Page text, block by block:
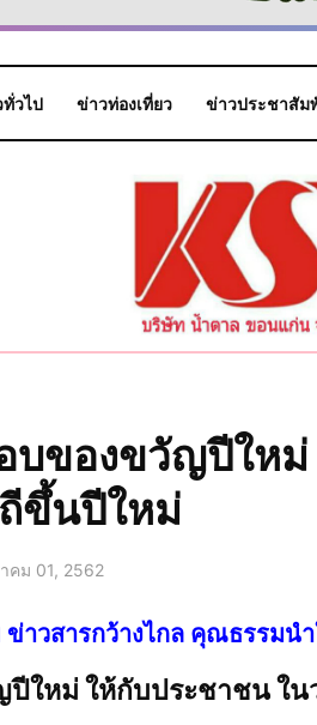
วไป ข่าวท่องเที่ยว ข่าวประชาสัม
บของขวัญปีใหม่
ขึ้นปีใหม่
คม 01, 2562
าวสารกว้างไกล คุณธรรมน
ใหม่ ให้กับประชาชน ใ